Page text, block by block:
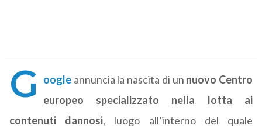
G oogle annuncia la nascita di un nuovo Centro
europeo specializzato nella lotta ai
contenuti dannosi, luogo all’interno del quale